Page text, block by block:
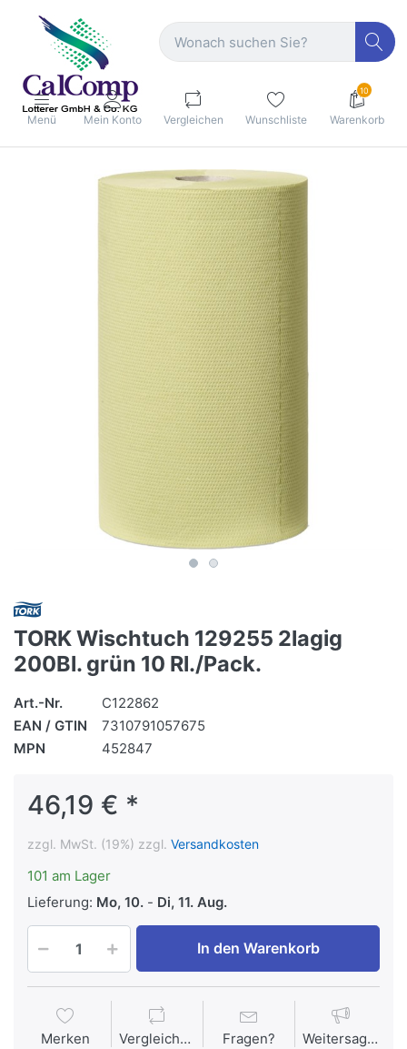
Menü Mein Konto Vergleichen Wunschliste
10
Warenkorb
TORK Wischtuch 129255 2lagig
200Bl. grün 10 Rl./Pack.
Art.-Nr.
C122862
EAN / GTIN
7310791057675
MPN
452847
46,19 € *
zzgl. MwSt. (19%) zzgl. Versandkosten
101 am Lager
Lieferung: Mo, 10. - Di, 11. Aug.
In den Warenkorb
Merken Vergleichen Fragen? Weitersagen